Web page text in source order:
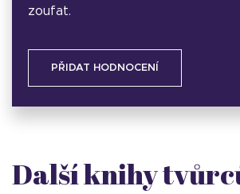
zoufat.
PŘIDAT HODNOCENÍ
Další knihy